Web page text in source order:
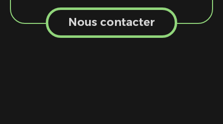
Nous contacter